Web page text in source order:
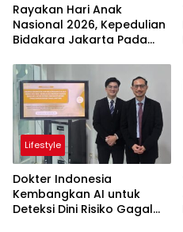
Rayakan Hari Anak
Nasional 2026, Kepedulian
Bidakara Jakarta Pada
Lewat Acara Where Hope
Begins
Lifestyle
Dokter Indonesia
Kembangkan AI untuk
Deteksi Dini Risiko Gagal